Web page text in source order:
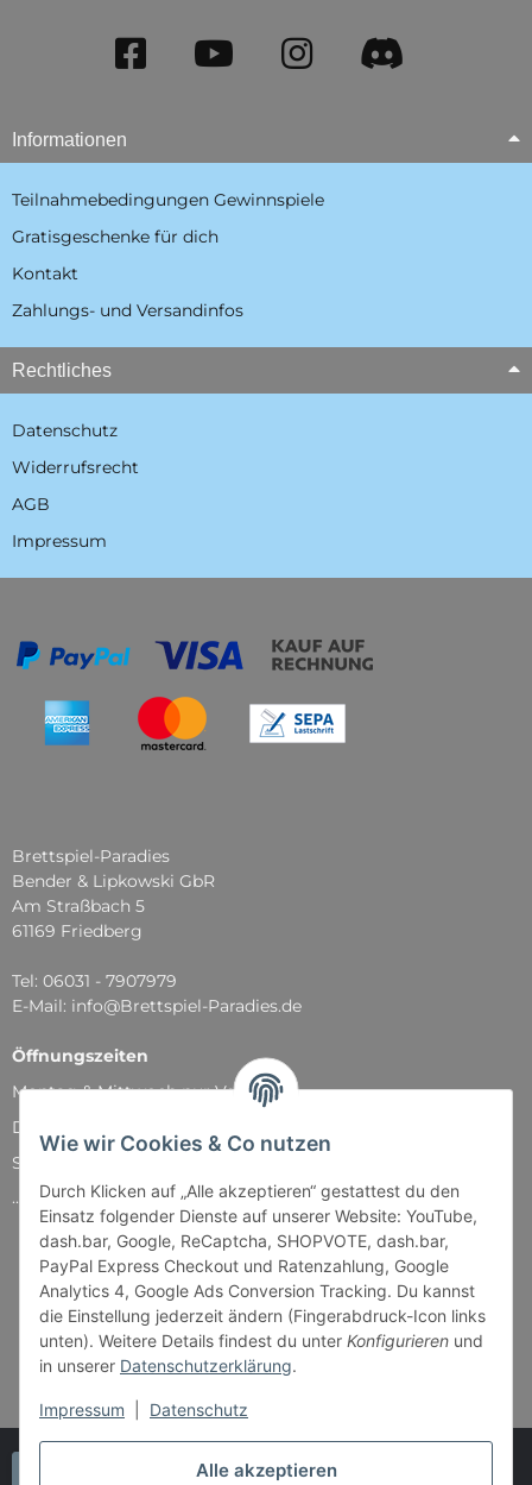
Alle akzeptieren
Wie wir Cookies & Co nutzen
Durch Klicken auf „Alle akzeptieren“ gestattest du den
Einsatz folgender Dienste auf unserer Website: YouTube,
dash.bar, Google, ReCaptcha, SHOPVOTE, dash.bar,
PayPal Express Checkout und Ratenzahlung, Google
Analytics 4, Google Ads Conversion Tracking. Du kannst
die Einstellung jederzeit ändern (Fingerabdruck-Icon links
unten). Weitere Details findest du unter Konfigurieren und
in unserer Datenschutzerklärung.
Impressum Datenschutz
Informationen
Teilnahmebedingungen Gewinnspiele
Gratisgeschenke für dich
Kontakt
Zahlungs- und Versandinfos
Rechtliches
Datenschutz
Widerrufsrecht
AGB
Impressum
Brettspiel-Paradies
Bender & Lipkowski GbR
Am Straßbach 5
61169 Friedberg
Tel: 06031 - 7907979
E-Mail: info@Brettspiel-Paradies.de
Öffnungszeiten
Montag & Mittwoch nur Versand
Dienstag, Donnerstag und Freitag: 11:00 - 18:30 Uhr
Samstag: 11:00 - 14:00 Uhr
...und natürlich während unserer Events